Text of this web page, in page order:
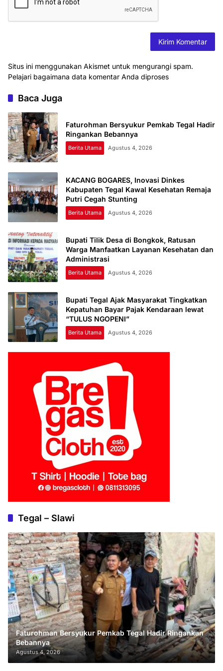
Situs ini menggunakan Akismet untuk mengurangi spam.
Pelajari bagaimana data komentar Anda diproses
Baca Juga
Faturohman Bersyukur Pemkab Tegal Hadir
Ringankan Bebannya
Berita Utama Agustus 4, 2026
KACANG BOGARES, Inovasi Dinkes
Kabupaten Tegal Kawal Kesehatan Remaja
Putri Cegah Stunting
Berita Utama Agustus 4, 2026
Bupati Tilik Desa di Bongkok, Ratusan
Warga Manfaatkan Layanan Kesehatan dan
Administrasi
Berita Utama Agustus 4, 2026
Bupati Tegal Ajak Masyarakat Tingkatkan
Kepatuhan Bayar Pajak Kendaraan lewat
“TULUS NGOPENI”
Berita Utama Agustus 4, 2026
Tegal – Slawi
Faturohman Bersyukur Pemkab Tegal Hadir Ringankan
Bebannya
Agustus 4, 2026